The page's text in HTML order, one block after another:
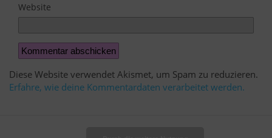
Website
Diese Website verwendet Akismet, um Spam zu reduzieren.
Erfahre, wie deine Kommentardaten verarbeitet werden.